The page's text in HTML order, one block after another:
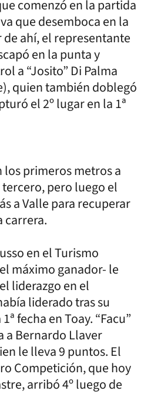
comenzó en la partida
que desemboca en la
ahí, el representante
en la punta y
a “Josito” Di Palma
quien también doblegó
el 2º lugar en la 1ª
los primeros metros a
pero luego el
a Valle para recuperar
carrera.
en el Turismo
máximo ganador- le
liderazgo en el
liderado tras su
fecha en Toay. “Facu”
a Bernardo Llaver
le lleva 9 puntos. El
Competición, que hoy
arribó 4º luego de